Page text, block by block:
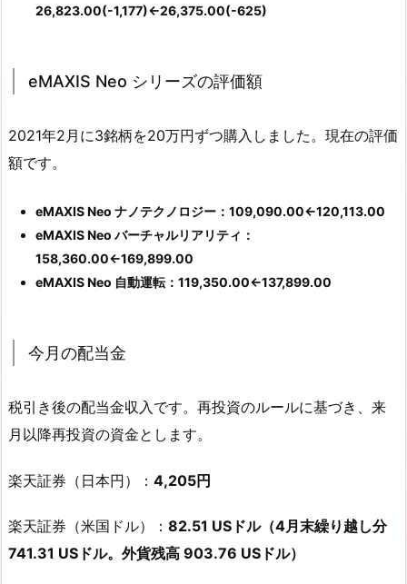
26,823.00(-1,177)←26,375.00(-625)
eMAXIS Neo シリーズの評価額
2021年2月に3銘柄を20万円ずつ購入しました。現在の評価
額です。
eMAXIS Neo ナノテクノロジー：109,090.00←120,113.00
eMAXIS Neo バーチャルリアリティ：
158,360.00←169,899.00
eMAXIS Neo 自動運転：119,350.00←137,899.00
今月の配当金
税引き後の配当金収入です。再投資のルールに基づき、来
月以降再投資の資金とします。
楽天証券（日本円）： 4,205円
楽天証券（米国ドル）： 82.51 USドル（4月末繰り越し分
741.31 USドル。外貨残高 903.76 USドル）